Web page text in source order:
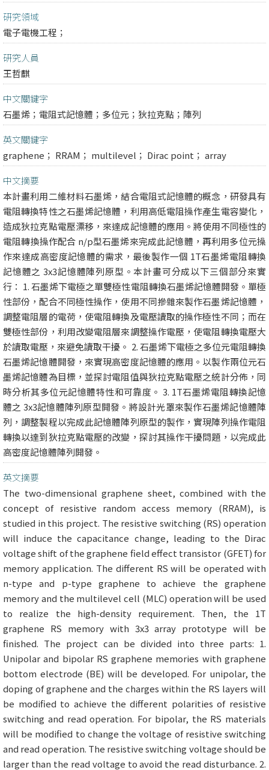
研究領域
電子電機工程；
研究人員
王哲麒
中文關鍵字
石墨烯；電阻式記憶體；多位元；狄拉克點；陣列
英文關鍵字
graphene； RRAM； multilevel； Dirac point； array
中文摘要
本計畫利用二維材料石墨烯，結合電阻式記憶體的概念，研發具有
電阻轉換特性之石墨烯記憶體，利用高低電阻操作產生電容變化，
造成狄拉克點電壓漂移，來達成記憶體的應用。將使用不同極性的
電阻轉換操作配合 n/p型石墨烯來完成此記憶體，再利用多位元操
作來達成高密度記憶體的需求，最後製作一個 1T石墨烯電阻轉換
記憶體之 3x3記憶體陣列原型。本計畫可分成以下三個部分來實
行： 1. 石墨烯下電極之單雙極性電阻轉換石墨烯記憶體開發。單極
性部份，配合不同極性操作，使用不同摻雜來製作石墨烯記憶體，
調整電阻層的電荷，使電阻轉換及電壓讀取的操作極性不同；而在
雙極性部份，利用改變電阻層來調整操作電壓，使電阻轉換電壓大
於讀取電壓，來避免讀取干擾。 2. 石墨烯下電極之多位元電阻轉換
石墨烯記憶體開發，來實現高密度記憶體的應用。以製作兩位元石
墨烯記憶體為目標，並探討電阻值與狄拉克點電壓之統計分佈，同
時分析其多位元記憶體特性和可靠度。 3. 1T石墨烯電阻轉換記憶
體之 3x3記憶體陣列原型開發。將設計光罩來製作石墨烯記憶體陣
列，調整製程以完成此記憶體陣列原型的製作，實現陣列操作電阻
轉換以達到狄拉克點電壓的改變，探討其操作干擾問題，以完成此
高密度記憶體陣列開發。
英文摘要
The two-dimensional graphene sheet, combined with the
concept of resistive random access memory (RRAM), is
studied in this project. The resistive switching (RS) operation
will induce the capacitance change, leading to the Dirac
voltage shift of the graphene field effect transistor (GFET) for
memory application. The different RS will be operated with
n-type and p-type graphene to achieve the graphene
memory and the multilevel cell (MLC) operation will be used
to realize the high-density requirement. Then, the 1T
graphene RS memory with 3x3 array prototype will be
finished. The project can be divided into three parts: 1.
Unipolar and bipolar RS graphene memories with graphene
bottom electrode (BE) will be developed. For unipolar, the
doping of graphene and the charges within the RS layers will
be modified to achieve the different polarities of resistive
switching and read operation. For bipolar, the RS materials
will be modified to change the voltage of resistive switching
and read operation. The resistive switching voltage should be
larger than the read voltage to avoid the read disturbance. 2.